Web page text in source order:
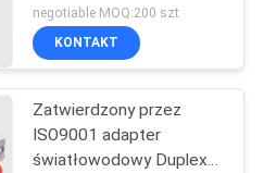
negotiable MOQ:200 szt
KONTAKT
Zatwierdzony przez
ISO9001 adapter
światłowodowy Duplex